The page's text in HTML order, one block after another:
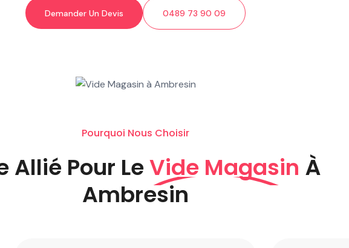
Demander Un Devis 0489 73 90 09
Pourquoi Nous Choisir
Allié Pour LeVide Magasin À
Ambresin